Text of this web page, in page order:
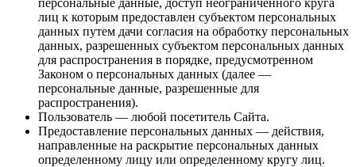
лиц к которым предоставлен субъектом персональных
данных путем дачи согласия на обработку персональных
данных, разрешенных субъектом персональных данных
для распространения в порядке, предусмотренном
Законом о персональных данных (далее —
персональные данные, разрешенные для
распространения).
Пользователь — любой посетитель Сайта.
Предоставление персональных данных — действия,
направленные на раскрытие персональных данных
определенному лицу или определенному кругу лиц.